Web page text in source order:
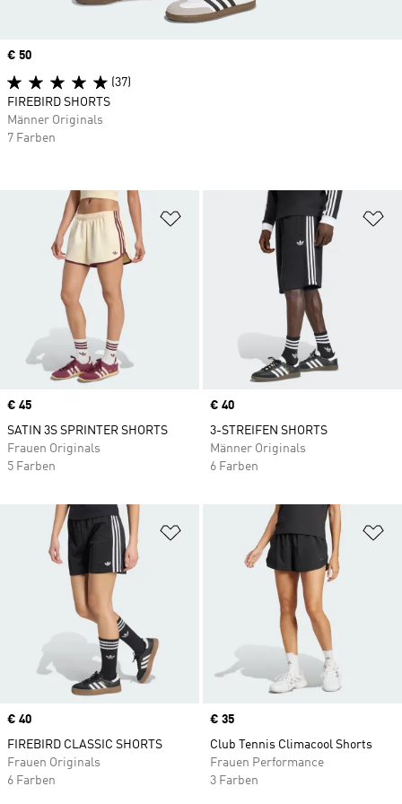
Zur Wunschliste hinzufügen
Price
€ 45
SATIN 3S SPRINTER SHORTS
Frauen Originals
5 Farben
Price
€ 40
3-STREIFEN SHORTS
Männer Originals
6 Farben
Zur Wunschliste hinzufügen
Price
€ 40
FIREBIRD CLASSIC SHORTS
Frauen Originals
6 Farben
Price
€ 35
Club Tennis Climacool Shorts
Frauen Performance
3 Farben
Price
€ 50
(37)
FIREBIRD SHORTS
Männer Originals
7 Farben